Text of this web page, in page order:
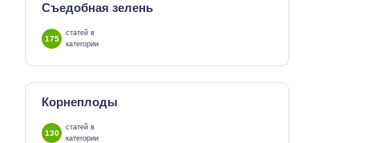
Съедобная зелень
175
статей в
категории
Корнеплоды
130
статей в
категории